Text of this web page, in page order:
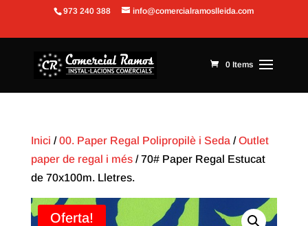
Obre la barra d'eines
973 240 388 info@comercialramoslleida.com
0 Items
Inici /00. Paper Regal Polipropilè i Seda /Outlet
paper de regal i més/ 70# Paper Regal Estucat
de 70x100m. Lletres.
Oferta!